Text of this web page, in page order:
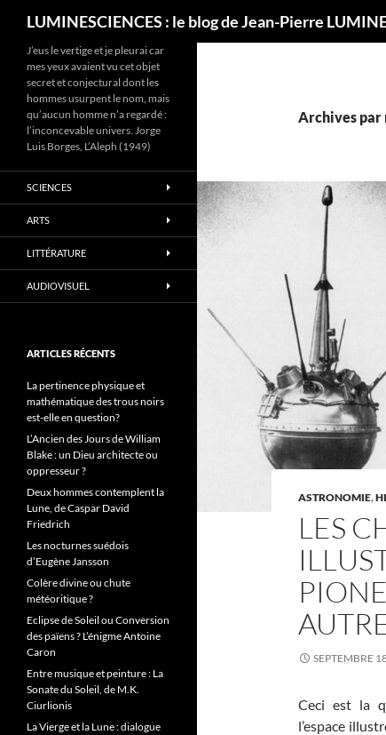
LUMINESCIENCES : le blog de Jean-Pierre
Archives par
ASTRONOMIE,
LES
SEPTEMBRE
Ceci est la
l’espace
J’eus le vertige et je pleurai car
mes yeux avaient vu cet objet
secret et conjectural dont les
hommes usurpent le nom, mais
qu’aucun homme n’a regardé :
l’inconcevable univers. Jorge
Luis Borges, L’Aleph (1949)
SCIENCES
ARTS
LITTÉRATURE
AUDIOVISUEL
ARTICLES RÉCENTS
La pertinence physique et
mathématique des trous noirs
est-elle en question?
L’Ancien des Jours de William
Blake : un Dieu architecte ou
oppresseur ?
Deux hommes contemplent la
Lune, de Caspar David
Friedrich
Les nocturnes suédois
d’Eugène Jansson
Colère divine ou chute
météoritique ?
Eclipse de Soleil ou Conversion
des païens ? L’énigme Antoine
Caron
Entre musique et peinture : La
Sonate du Soleil, de M.K.
Ciurlionis
La Vierge et la Lune : dialogue